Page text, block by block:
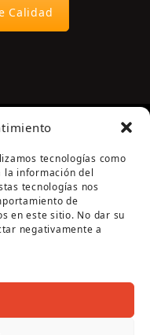
tecnologías como
la información del
tecnologías nos
de
en este sitio. No dar su
negativamente a
Calidad
de Córdoba